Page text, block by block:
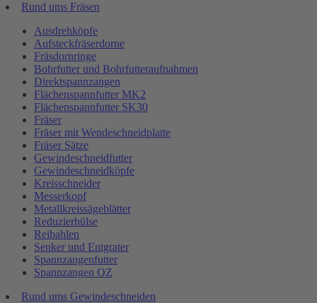
Rund ums Fräsen
Ausdrehköpfe
Aufsteckfräserdorne
Fräsdornringe
Bohrfutter und Bohrfutteraufnahmen
Direktspannzangen
Flächenspannfutter MK2
Flächenspannfutter SK30
Fräser
Fräser mit Wendeschneidplatte
Fräser Sätze
Gewindeschneidfutter
Gewindeschneidköpfe
Kreisschneider
Messerkopf
Metallkreissägeblätter
Reduzierhülse
Reibahlen
Senker und Entgrater
Spannzangenfutter
Spannzangen OZ
Rund ums Gewindeschneiden